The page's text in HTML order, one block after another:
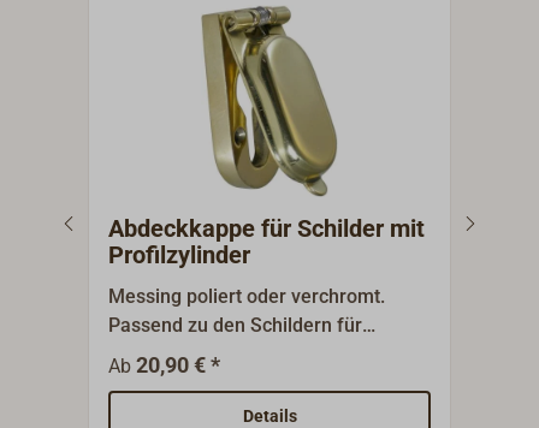
Abdeckkappe für Schilder mit
Profilzylinder
Messing poliert oder verchromt.
Passend zu den Schildern für
Schiffsschlösser.
Ab20,90 € *
Details